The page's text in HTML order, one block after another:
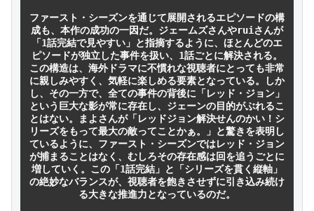
ファースト・シーズンを通じて展開されるエピソードの構
成も、本作の成功の一因だ。ジェームズさんやruiさんが
「1話完結で見やすい」と指摘するように、ほとんどのエ
ピソードが独立した事件を扱い、1話ごとに解決される。
この構造は、海外ドラマに不慣れな視聴者にとっても非常
に親しみやすく、気軽に楽しめる要素となっている。しか
し、その一方で、全ての事件の背後に「レッド・ジョン」
という巨大な影が常に存在し、ジェーンの目的がぶれるこ
とはない。まよさんが「レッドジョン解決せんのかい！シ
リーズをもって最大の敵ってことかぁ。」と驚きを表明し
ているように、ファースト・シーズンではレッド・ジョン
が捕まることはなく、むしろその存在感は回を追うごとに
増していく。この「1話完結」と「シリーズを貫く縦軸」
の絶妙なバランスが、視聴者を飽きさせずに引き込み続け
る大きな推進力となっているのだ。